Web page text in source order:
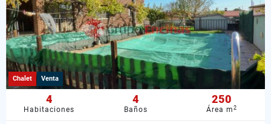
Chalet Venta
4
Habitaciones
4
Baños
250
Área m2